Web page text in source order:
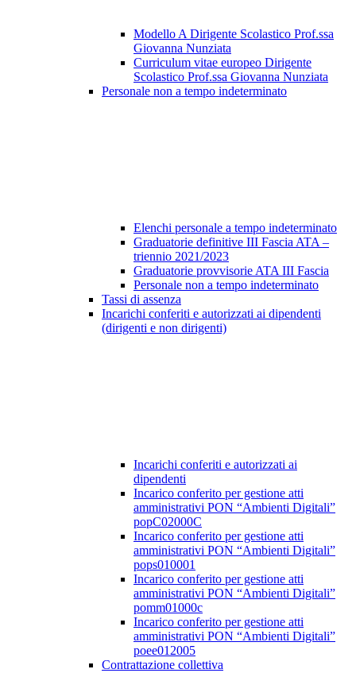
Modello A Dirigente Scolastico Prof.ssa
Giovanna Nunziata
Curriculum vitae europeo Dirigente
Scolastico Prof.ssa Giovanna Nunziata
Personale non a tempo indeterminato
Elenchi personale a tempo indeterminato
Graduatorie definitive III Fascia ATA –
triennio 2021/2023
Graduatorie provvisorie ATA III Fascia
Personale non a tempo indeterminato
Tassi di assenza
Incarichi conferiti e autorizzati ai dipendenti
(dirigenti e non dirigenti)
Incarichi conferiti e autorizzati ai
dipendenti
Incarico conferito per gestione atti
amministrativi PON “Ambienti Digitali”
popC02000C
Incarico conferito per gestione atti
amministrativi PON “Ambienti Digitali”
pops010001
Incarico conferito per gestione atti
amministrativi PON “Ambienti Digitali”
pomm01000c
Incarico conferito per gestione atti
amministrativi PON “Ambienti Digitali”
poee012005
Contrattazione collettiva